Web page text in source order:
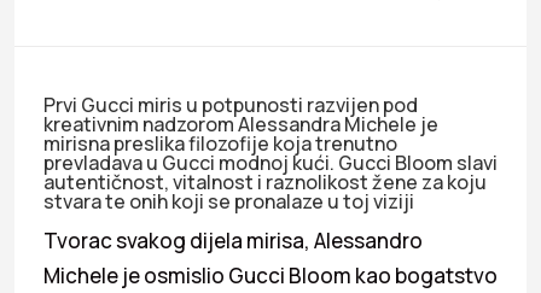
Prvi Gucci miris u potpunosti razvijen pod
kreativnim nadzorom Alessandra Michele je
mirisna preslika filozofije koja trenutno
prevladava u Gucci modnoj kući. Gucci Bloom slavi
autentičnost, vitalnost i raznolikost žene za koju
stvara te onih koji se pronalaze u toj viziji
Tvorac svakog dijela mirisa, Alessandro
Michele je osmislio Gucci Bloom kao bogatstvo